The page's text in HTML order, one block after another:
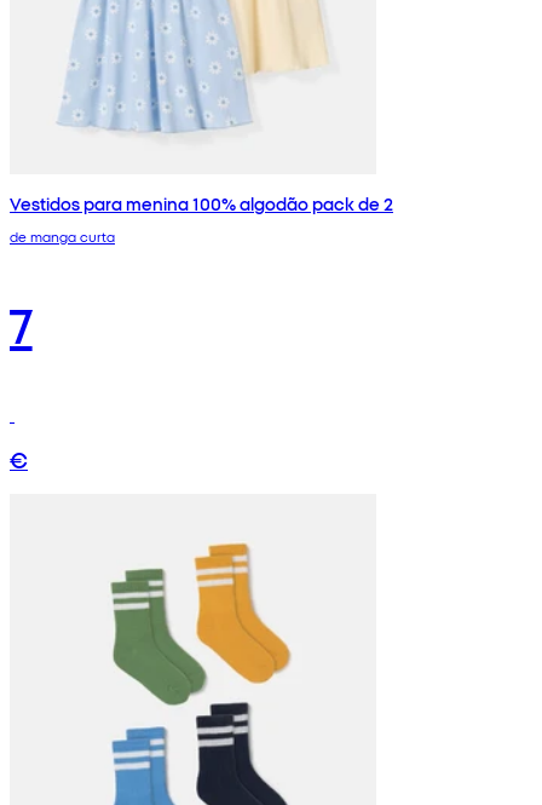
Vestidos para menina 100% algodão pack de 2
de manga curta
7
€